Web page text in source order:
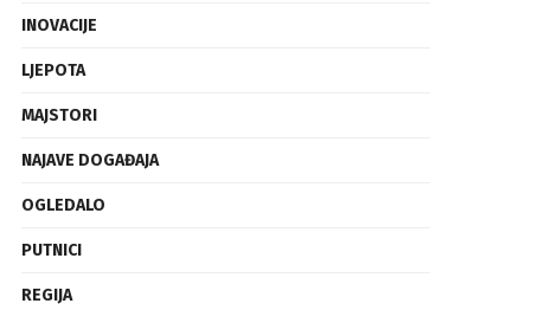
INOVACIJE
LJEPOTA
MAJSTORI
NAJAVE DOGAĐAJA
OGLEDALO
PUTNICI
REGIJA